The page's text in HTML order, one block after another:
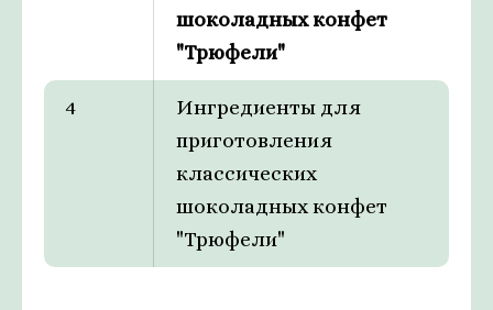
шоколадных конфет
"Трюфели"
4
Ингредиенты для
приготовления
классических
шоколадных конфет
"Трюфели"